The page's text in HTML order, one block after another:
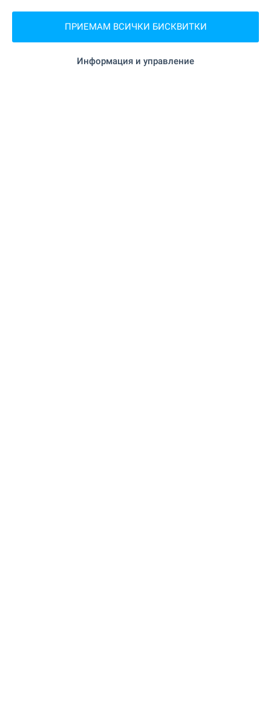
Ново строителство в Бургас
ПРИЕМАМ ВСИЧКИ БИСКВИТКИ
Информация и управление